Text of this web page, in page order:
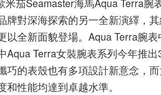
米茄Seamaster海馬Aqua Terra
牌對深海探索的另一全新演繹，
以全新面貌登場。Aqua Terra腕
Aqua Terra女裝腕表系列今年推
巧的表殼也有多項設計新意念，
和性能均達到卓越水準。